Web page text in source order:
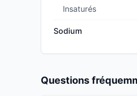
Insaturés
Sodium
Questions